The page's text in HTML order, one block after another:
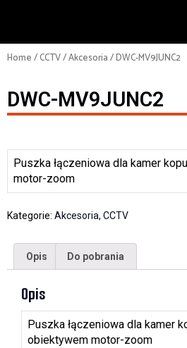
Home/CCTV/Akcesoria/ DWC-MV9JUNC2
DWC-MV9JUNC2
Puszka łączeniowa dla kamer
motor-zoom
Kategorie: Akcesoria, CCTV
Opis Do pobrania
Opis
Puszka łączeniowa dla kamer
obiektywem motor-zoom